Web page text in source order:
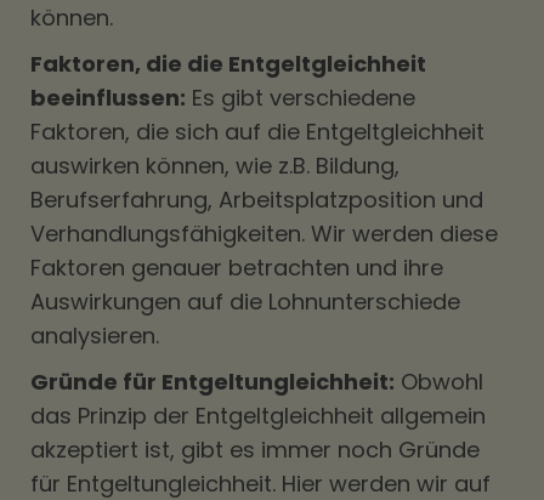
können.
Faktoren, die die Entgeltgleichheit
beeinflussen: Es gibt verschiedene
Faktoren, die sich auf die Entgeltgleichheit
auswirken können, wie z.B. Bildung,
Berufserfahrung, Arbeitsplatzposition und
Verhandlungsfähigkeiten. Wir werden diese
Faktoren genauer betrachten und ihre
Auswirkungen auf die Lohnunterschiede
analysieren.
Gründe für Entgeltungleichheit: Obwohl
das Prinzip der Entgeltgleichheit allgemein
akzeptiert ist, gibt es immer noch Gründe
für Entgeltungleichheit. Hier werden wir auf